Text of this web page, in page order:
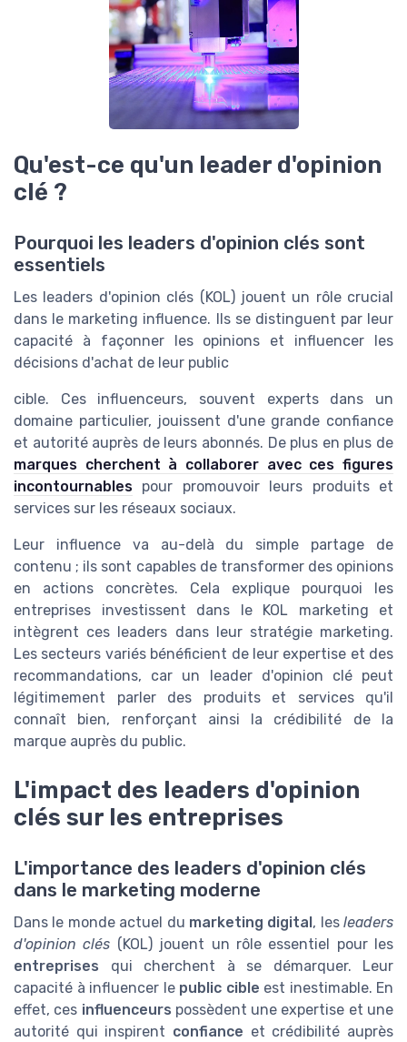
Qu'est-ce qu'un leader d'opinion
clé ?
Pourquoi les leaders d'opinion clés sont
essentiels
Les leaders d'opinion clés (KOL) jouent un rôle crucial
dans le marketing influence. Ils se distinguent par leur
capacité à façonner les opinions et influencer les
décisions d'achat de leur public
cible. Ces influenceurs, souvent experts dans un
domaine particulier, jouissent d'une grande confiance
et autorité auprès de leurs abonnés. De plus en plus de
marques cherchent à collaborer avec ces figures
incontournables pour promouvoir leurs produits et
services sur les réseaux sociaux.
Leur influence va au-delà du simple partage de
contenu ; ils sont capables de transformer des opinions
en actions concrètes. Cela explique pourquoi les
entreprises investissent dans le KOL marketing et
intègrent ces leaders dans leur stratégie marketing.
Les secteurs variés bénéficient de leur expertise et des
recommandations, car un leader d'opinion clé peut
légitimement parler des produits et services qu'il
connaît bien, renforçant ainsi la crédibilité de la
marque auprès du public.
L'impact des leaders d'opinion
clés sur les entreprises
L'importance des leaders d'opinion clés
dans le marketing moderne
Dans le monde actuel du marketing digital , les leaders
d'opinion clés (KOL) jouent un rôle essentiel pour les
entreprises qui cherchent à se démarquer. Leur
capacité à influencer le public cible est inestimable. En
effet, ces influenceurs possèdent une expertise et une
autorité qui inspirent confiance et crédibilité auprès